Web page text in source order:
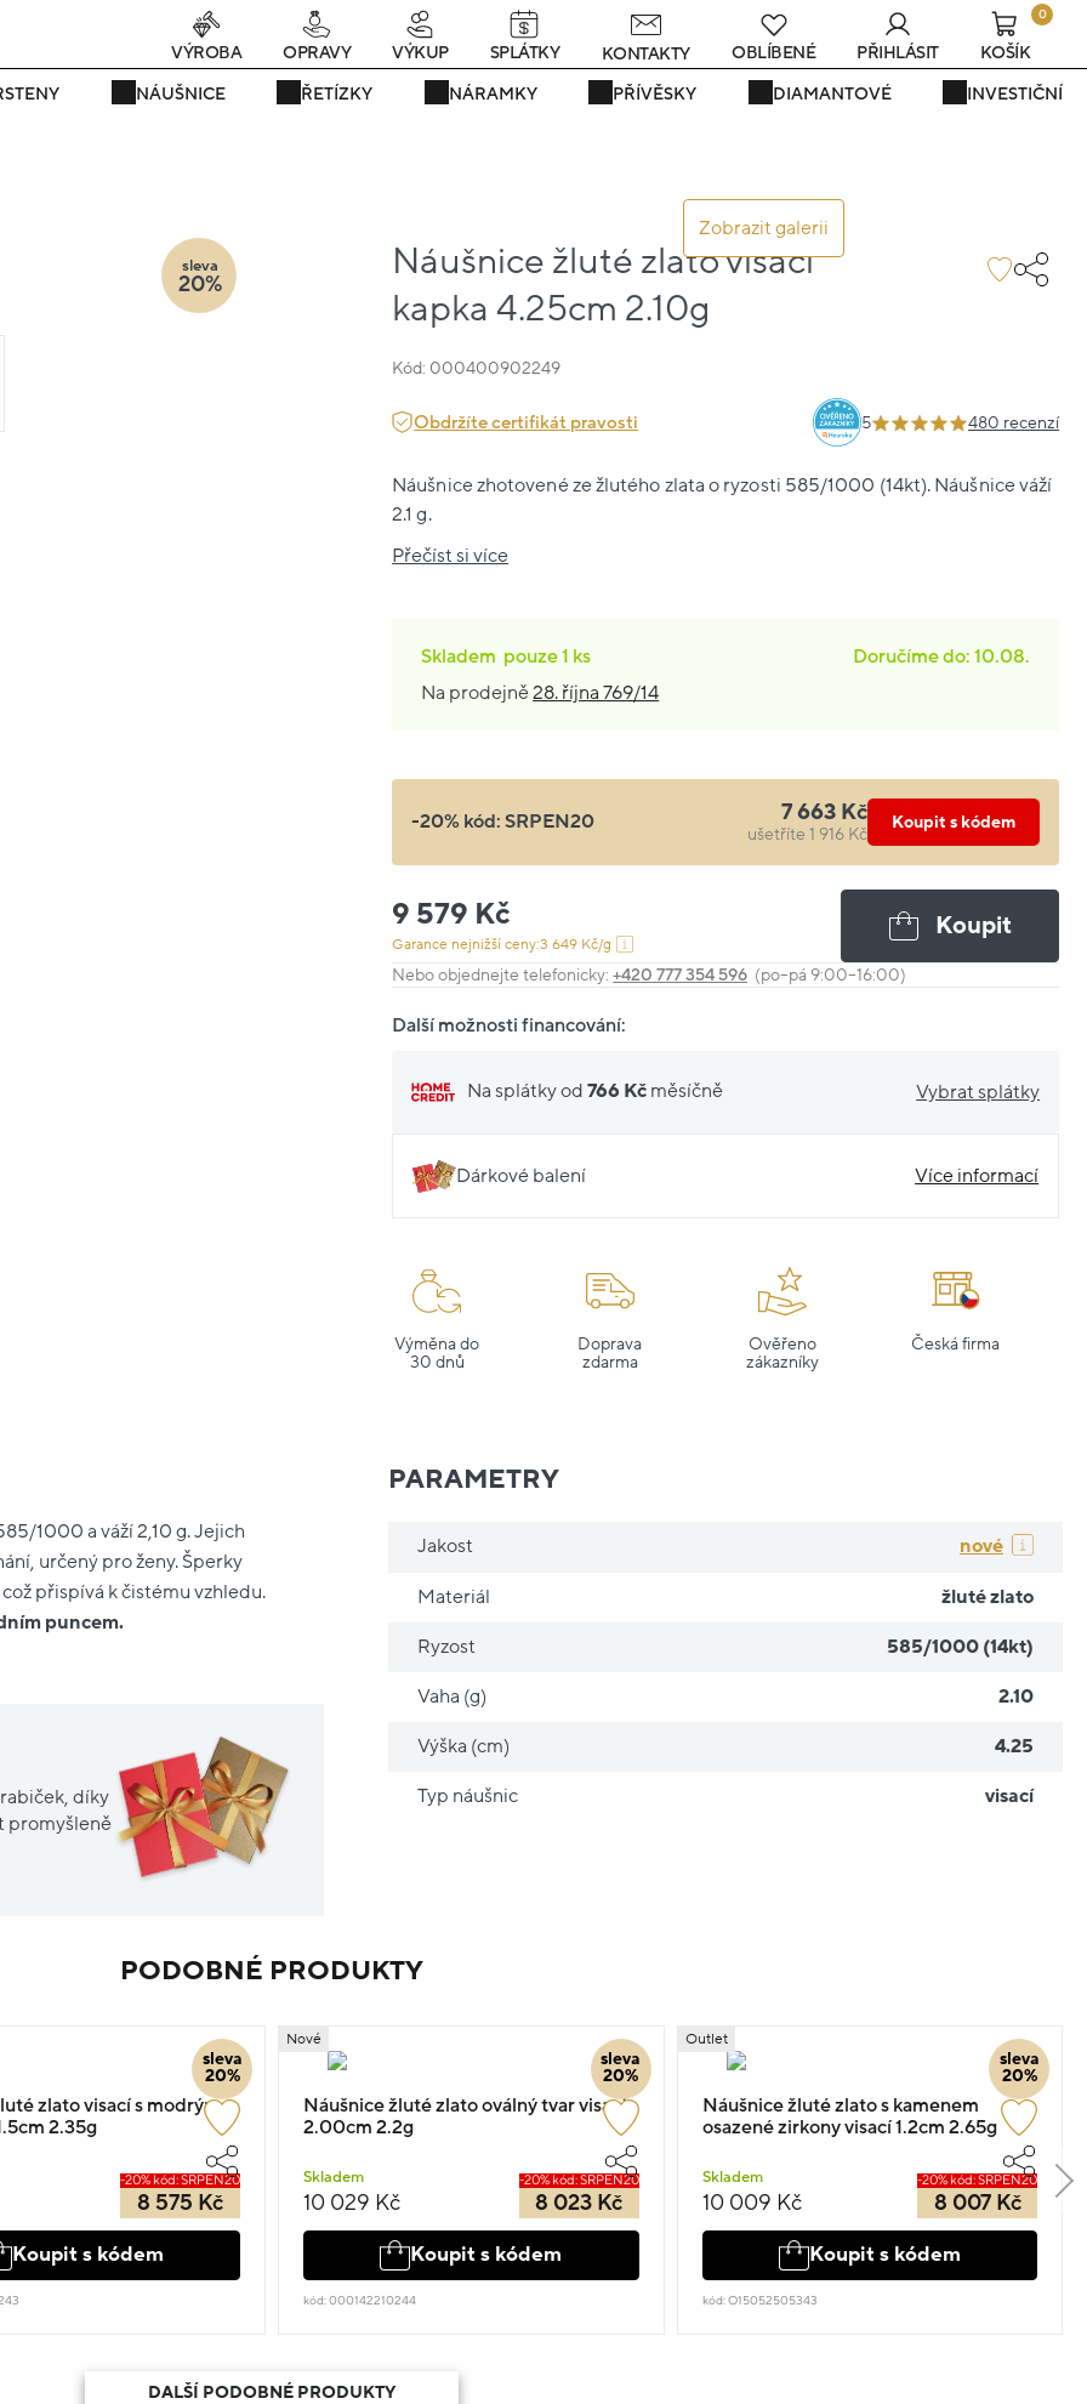
teď! - 20 % na vše! Kód: SRPEN20 25 dní : 9h : 01m : 27s
NÁUŠNICE ŘETÍZKY NÁRAMKY PŘÍVĚSKY DIAMANTOVÉ INVESTIČNÍ
VÝROBA OPRAVY VÝKUP SPLÁTKY KONTAKTY OBLÍBENÉ PŘIHLÁSIT
0
KOŠÍK
Zobrazit galerii
Náušnice žluté zlato visací
kapka 4.25cm 2.10g
Kód: 000400902249
sleva
20%
Obdržíte certifikát pravosti 5 480 recenzí
Náušnice zhotovené ze žlutého zlata o ryzosti 585/1000 (14kt). Náušnice váží
2.1 g.
Přečíst si více
Skladem pouze1 ks
Doručíme do: 10.08.
Na prodejně28. října 769/14
-20% kód:SRPEN20 7 663 Kč
ušetříte 1 916 Kč
Koupit s kódem
9 579 Kč
Garance nejnižší ceny:3 649 Kč/g
Koupit
Nebo objednejte telefonicky:+420 777 354 596 (po–pá 9:00–16:00)
Další možnosti financování:
Na splátky od766 Kč měsíčně Vybrat splátky
Dárkové balení Více informací
Výměna do
30 dnů
Doprava
zdarma
Ověřeno
zákazníky
Česká firma
1000 a váží 2,10 g. Jejich
určený pro ženy. Šperky
přispívá k čistému vzhledu.
puncem.
díky
promyšleně
PARAMETRY
Jakost nové
Materiál žluté zlato
Ryzost 585/1000 (14kt)
Vaha (g) 2.10
Výška (cm) 4.25
Typ náušnic visací
PODOBNÉ PRODUKTY
sleva
20%
zlato visací s modrým
2.35g
-20% kód: SRPEN20
8 575 Kč
Koupit s kódem
sleva
20%
Nové
Náušnice žluté zlato oválný tvar visací
2.00cm 2.2g
Skladem
10 029 Kč
-20% kód: SRPEN20
8 023 Kč
Koupit s kódem
kód: 000142210244
sleva
20%
Outlet
Náušnice žluté zlato s kamenem
osazené zirkony visací 1.2cm 2.65g
Skladem
10 009 Kč
-20% kód: SRPEN20
8 007 Kč
Koupit s kódem
kód: O15052505343
DALŠÍ PODOBNÉ PRODUKTY